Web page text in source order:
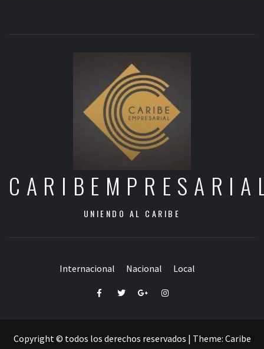
UNIENDO AL CARIBE
Internacional Nacional Local
FacebookTwitterGoogle+Instagram
Copyright © todos los derechos reservados | Theme: Caribe